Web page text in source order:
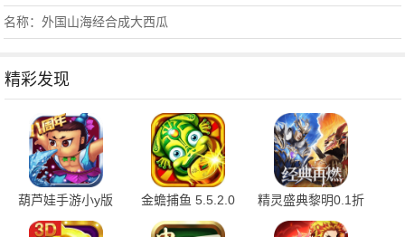
名称：外国山海经合成大西瓜
精彩发现
葫芦娃手游小y版
4.10.50 最新版
金蟾捕鱼 5.5.2.0
官方版
精灵盛典黎明0.1折
1.00.1 官方版